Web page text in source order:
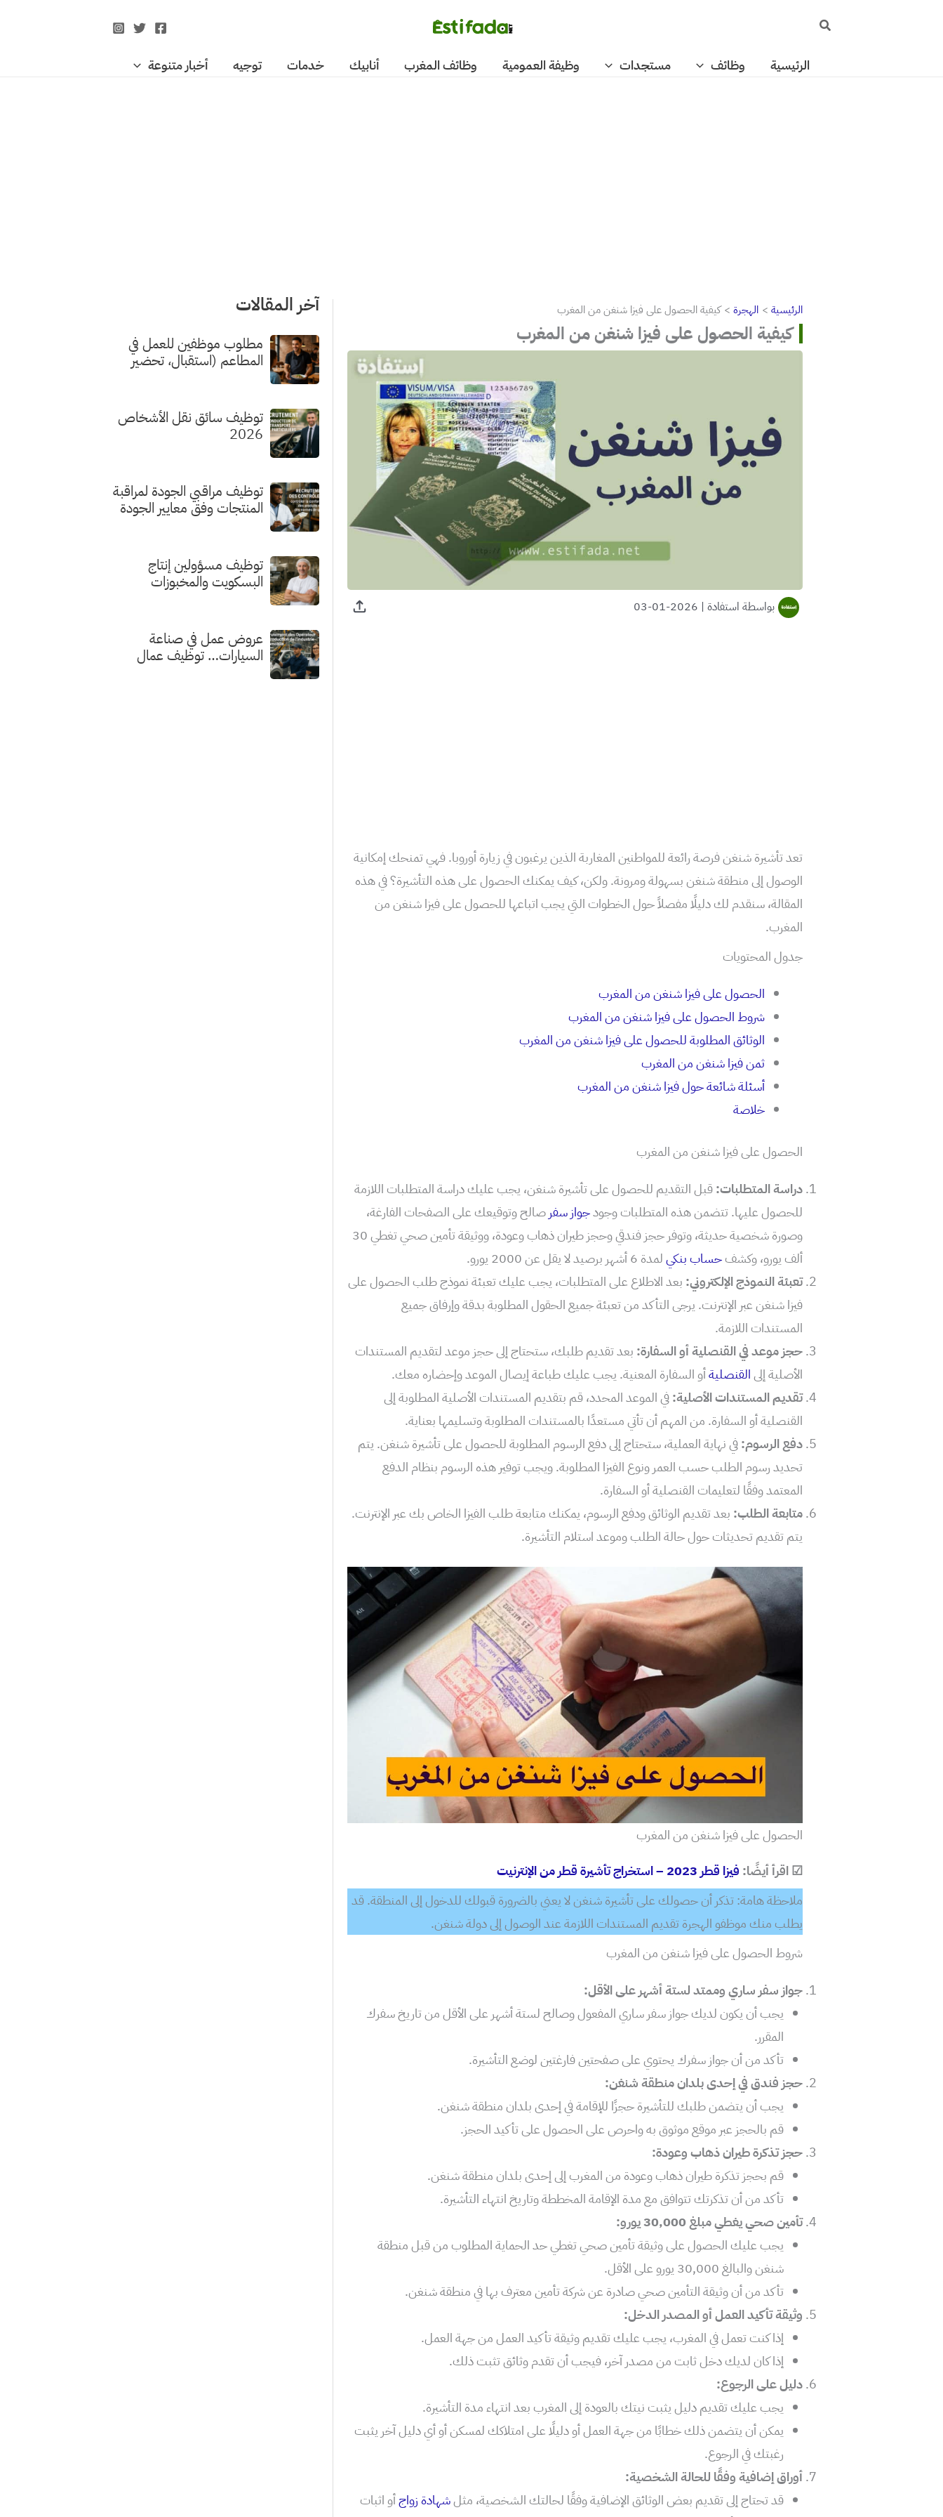
البحث
الرئيسية وظائف مستجدات وظيفة العمومية وظائف المغرب أنابيك خدمات توجيه أخبار متنوعة
الرئيسية الهجرة كيفية الحصول على فيزا شنغن من المغرب
كيفية الحصول على فيزا شنغن من المغرب
بواسطة استفادة |
2026-01-03
تعد تأشيرة شنغن فرصة رائعة للمواطنين المغاربة الذين يرغبون في زيارة أوروبا. فهي تمنحك إمكانية
الوصول إلى منطقة شنغن بسهولة ومرونة. ولكن، كيف يمكنك الحصول على هذه التأشيرة؟ في هذه
المقالة، سنقدم لك دليلًا مفصلاً حول الخطوات التي يجب اتباعها للحصول على فيزا شنغن من
المغرب.
جدول المحتويات
الحصول على فيزا شنغن من المغرب
شروط الحصول على فيزا شنغن من المغرب
الوثائق المطلوبة للحصول على فيزا شنغن من المغرب
ثمن فيزا شنغن من المغرب
أسئلة شائعة حول فيزا شنغن من المغرب
خلاصة
الحصول على فيزا شنغن من المغرب
دراسة المتطلبات:قبل التقديم للحصول على تأشيرة شنغن، يجب عليك دراسة المتطلبات اللازمة
للحصول عليها. تتضمن هذه المتطلبات وجودجواز سفر صالح وتوقيعك على الصفحات الفارغة،
وصورة شخصية حديثة، وتوفر حجز فندقي وحجز طيران ذهاب وعودة، ووثيقة تأمين صحي تغطي 30
ألف يورو، وكشفحساب بنكيلمدة 6 أشهر برصيد لا يقل عن 2000 يورو.
تعبئة النموذج الإلكتروني: بعد الاطلاع على المتطلبات، يجب عليك تعبئة نموذج طلب الحصول على
فيزا شنغن عبر الإنترنت. يرجى التأكد من تعبئة جميع الحقول المطلوبة بدقة وإرفاق جميع
المستندات اللازمة.
حجز موعد في القنصلية أو السفارة: بعد تقديم طلبك، ستحتاج إلى حجز موعد لتقديم المستندات
الأصلية إلىالقنصليةأو السفارة المعنية. يجب عليك طباعة إيصال الموعد وإحضاره معك.
تقديم المستندات الأصلية:في الموعد المحدد، قم بتقديم المستندات الأصلية المطلوبة إلى
القنصلية أو السفارة. من المهم أن تأتي مستعدًا بالمستندات المطلوبة وتسليمها بعناية.
دفع الرسوم:في نهاية العملية، ستحتاج إلى دفع الرسوم المطلوبة للحصول على تأشيرة شنغن. يتم
تحديد رسوم الطلب حسب العمر ونوع الفيزا المطلوبة. ويجب توفير هذه الرسوم بنظام الدفع
المعتمد وفقًا لتعليمات القنصلية أو السفارة.
متابعة الطلب: بعد تقديم الوثائق ودفع الرسوم، يمكنك متابعة طلب الفيزا الخاص بك عبر الإنترنت.
يتم تقديم تحديثات حول حالة الطلب وموعد استلام التأشيرة.
الحصول على فيزا شنغن من المغرب
☑ اقرأ أيضًا: فيزا قطر 2023 – استخراج تأشيرة قطر من الإنترنيت
ملاحظة هامة: تذكر أن حصولك على تأشيرة شنغن لا يعني بالضرورة قبولك للدخول إلى المنطقة. قد
يطلب منك موظفو الهجرة تقديم المستندات اللازمة عند الوصول إلى دولة شنغن.
شروط الحصول على فيزا شنغن من المغرب
جواز سفر ساري وممتد لستة أشهر على الأقل:
يجب أن يكون لديك جواز سفر ساري المفعول وصالح لستة أشهر على الأقل من تاريخ سفرك
المقرر.
تأكد من أن جواز سفرك يحتوي على صفحتين فارغتين لوضع التأشيرة.
حجز فندق في إحدى بلدان منطقة شنغن:
يجب أن يتضمن طلبك للتأشيرة حجزًا للإقامة في إحدى بلدان منطقة شنغن.
قم بالحجز عبر موقع موثوق به واحرص على الحصول على تأكيد الحجز.
حجز تذكرة طيران ذهاب وعودة:
قم بحجز تذكرة طيران ذهاب وعودة من المغرب إلى إحدى بلدان منطقة شنغن.
تأكد من أن تذكرتك تتوافق مع مدة الإقامة المخططة وتاريخ انتهاء التأشيرة.
تأمين صحي يغطي مبلغ 30,000 يورو:
يجب عليك الحصول على وثيقة تأمين صحي تغطي حد الحماية المطلوب من قبل منطقة
شنغن والبالغ 30,000 يورو على الأقل.
تأكد من أن وثيقة التأمين صحي صادرة عن شركة تأمين معترف بها في منطقة شنغن.
وثيقة تأكيد العمل أو المصدر الدخل:
إذا كنت تعمل في المغرب، يجب عليك تقديم وثيقة تأكيد العمل من جهة العمل.
إذا كان لديك دخل ثابت من مصدر آخر، فيجب أن تقدم وثائق تثبت ذلك.
دليل على الرجوع:
يجب عليك تقديم دليل يثبت نيتك بالعودة إلى المغرب بعد انتهاء مدة التأشيرة.
يمكن أن يتضمن ذلك خطابًا من جهة العمل أو دليلًا على امتلاكك لمسكن أو أي دليل آخر يثبت
رغبتك في الرجوع.
أوراق إضافية وفقًا للحالة الشخصية:
قد تحتاج إلى تقديم بعض الوثائق الإضافية وفقًا لحالتك الشخصية، مثلشهادة زواجأو اثبات
آخر المقالات
مطلوب موظفين للعمل في
المطاعم (استقبال، تحضير
توظيف سائق نقل الأشخاص
2026
توظيف مراقبي الجودة لمراقبة
المنتجات وفق معايير الجودة
توظيف مسؤولين إنتاج
البسكويت والمخبوزات
عروض عمل في صناعة
السيارات… توظيف عمال